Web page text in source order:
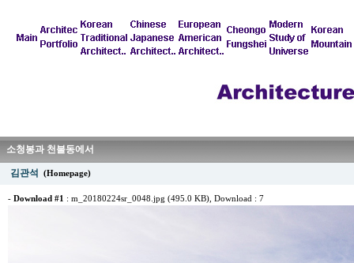
소청봉과 천불동에서
김관석 (Homepage)
- Download #1 : m_20180224sr_0048.jpg (495.0 KB) , Download : 7